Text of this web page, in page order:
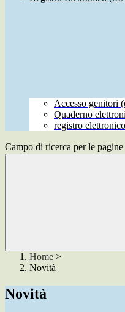
Accesso genitori
Quaderno
registro
Campo di ricerca per le
Home >
Novità
Novità